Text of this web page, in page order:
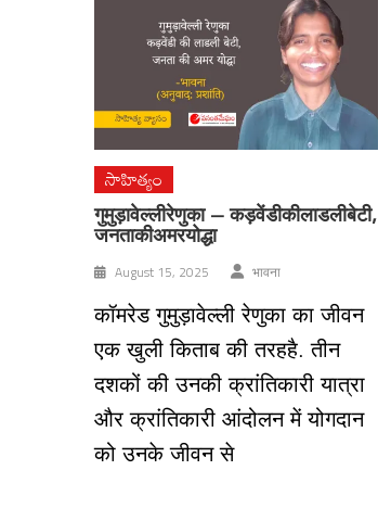
సాహిత్యం
गुमुड़ावेल्लीरेणुका – कड़वेंडीकीलाडलीबेटी,
जनताकीअमरयोद्धा
August 15, 2025 भावना
कॉमरेड गुमुड़ावेल्ली रेणुका का जीवन
एक खुली किताब की तरहहै. तीन
दशकों की उनकी क्रांतिकारी यात्रा
और क्रांतिकारी आंदोलन में योगदान
को उनके जीवन से